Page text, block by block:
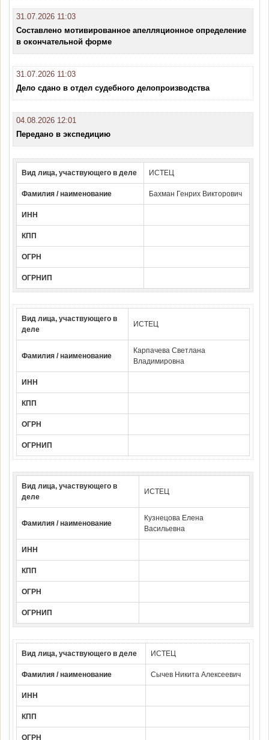
31.07.2026 11:03
Составлено мотивированное апелляционное определение
в окончательной форме
31.07.2026 11:03
Дело сдано в отдел судебного делопроизводства
04.08.2026 12:01
Передано в экспедицию
Вид лица, участвующего в деле ИСТЕЦ
Фамилия / наименование Бахман Генрих Викторович
ИНН
КПП
ОГРН
ОГРНИП
Вид лица, участвующего в
деле
ИСТЕЦ
Фамилия / наименование
Карпачева Светлана
Владимировна
ИНН
КПП
ОГРН
ОГРНИП
Вид лица, участвующего в
деле
ИСТЕЦ
Фамилия / наименование
Кузнецова Елена
Васильевна
ИНН
КПП
ОГРН
ОГРНИП
Вид лица, участвующего в деле ИСТЕЦ
Фамилия / наименование Сычев Никита Алексеевич
ИНН
КПП
ОГРН